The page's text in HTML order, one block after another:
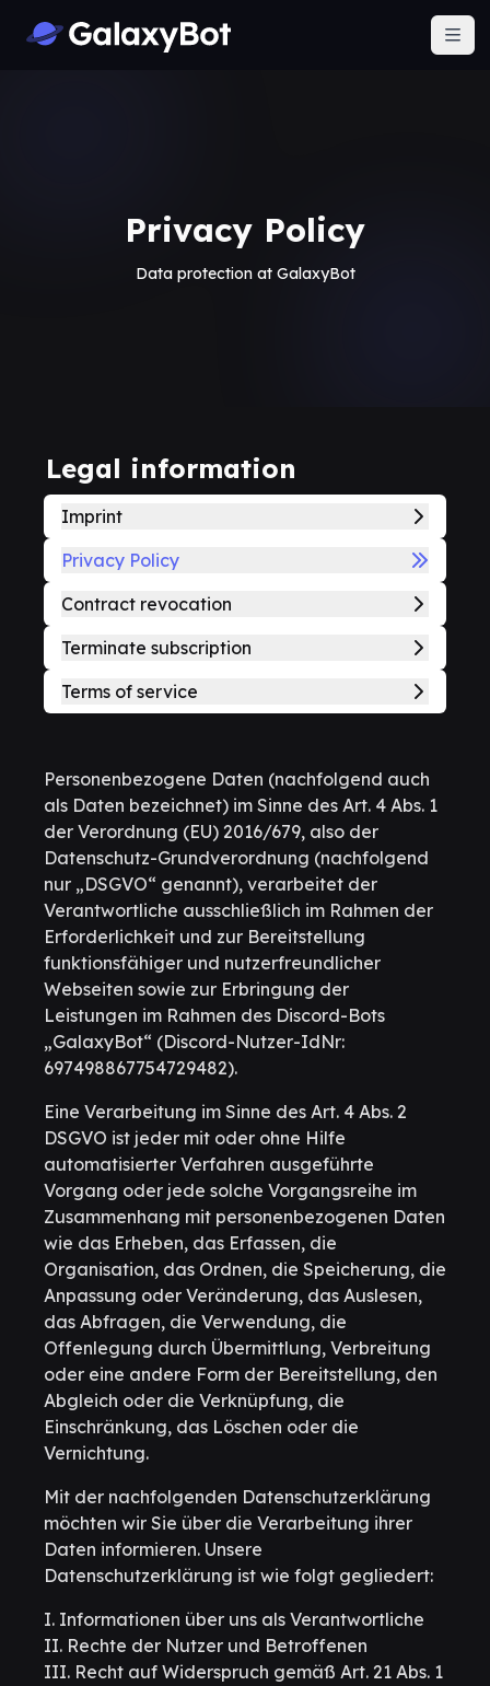
GalaxyBot
Privacy Policy
Data protection at GalaxyBot
Legal information
Imprint
Privacy Policy
Contract revocation
Terminate subscription
Terms of service
Personenbezogene Daten (nachfolgend auch
als Daten bezeichnet) im Sinne des Art. 4 Abs. 1
der Verordnung (EU) 2016/679, also der
Datenschutz-Grundverordnung (nachfolgend
nur „DSGVO“ genannt), verarbeitet der
Verantwortliche ausschließlich im Rahmen der
Erforderlichkeit und zur Bereitstellung
funktionsfähiger und nutzerfreundlicher
Webseiten sowie zur Erbringung der
Leistungen im Rahmen des Discord-Bots
„GalaxyBot“ (Discord-Nutzer-IdNr:
697498867754729482).
Eine Verarbeitung im Sinne des Art. 4 Abs. 2
DSGVO ist jeder mit oder ohne Hilfe
automatisierter Verfahren ausgeführte
Vorgang oder jede solche Vorgangsreihe im
Zusammenhang mit personenbezogenen Daten
wie das Erheben, das Erfassen, die
Organisation, das Ordnen, die Speicherung, die
Anpassung oder Veränderung, das Auslesen,
das Abfragen, die Verwendung, die
Offenlegung durch Übermittlung, Verbreitung
oder eine andere Form der Bereitstellung, den
Abgleich oder die Verknüpfung, die
Einschränkung, das Löschen oder die
Vernichtung.
Mit der nachfolgenden Datenschutzerklärung
möchten wir Sie über die Verarbeitung ihrer
Daten informieren. Unsere
Datenschutzerklärung ist wie folgt gegliedert:
I. Informationen über uns als Verantwortliche
II. Rechte der Nutzer und Betroffenen
III. Recht auf Widerspruch gemäß Art. 21 Abs. 1